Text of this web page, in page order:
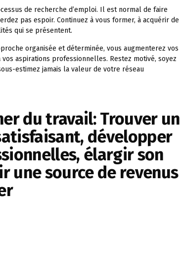
de recherche d’emploi. Il est normal de faire
pas espoir. Continuez à vous former, à acquérir de
qui se présentent.
organisée et déterminée, vous augmenterez vos
aspirations professionnelles. Restez motivé, soyez
estimez jamais la valeur de votre réseau
du travail: Trouver un
développer
élargir son
une source de revenus